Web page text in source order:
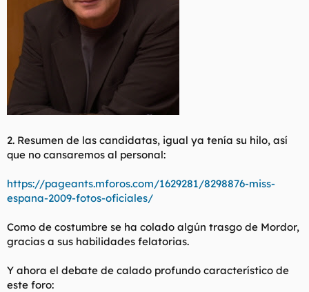
2. Resumen de las candidatas, igual ya tenía su hilo, así
que no cansaremos al personal:
https://pageants.mforos.com/1629281/8298876-miss-
espana-2009-fotos-oficiales/
Como de costumbre se ha colado algún trasgo de Mordor,
gracias a sus habilidades felatorias.
Y ahora el debate de calado profundo característico de
este foro: